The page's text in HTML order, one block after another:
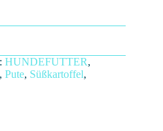
HUNDEFUTTER,
, Pute, Süßkartoffel,